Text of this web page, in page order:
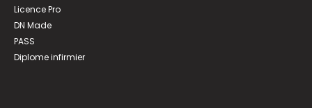
Licence Pro
DN Made
PASS
Diplome infirmier